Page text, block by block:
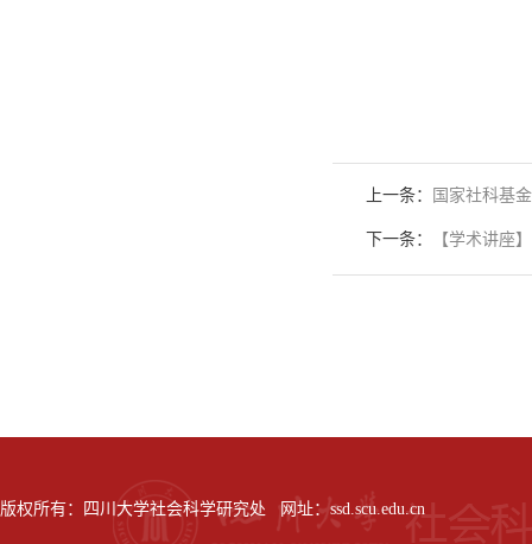
上一条： 国家社科基
下一条： 【学术讲座
版权所有：四川大学社会科学研究处 网址：ssd.scu.edu.cn